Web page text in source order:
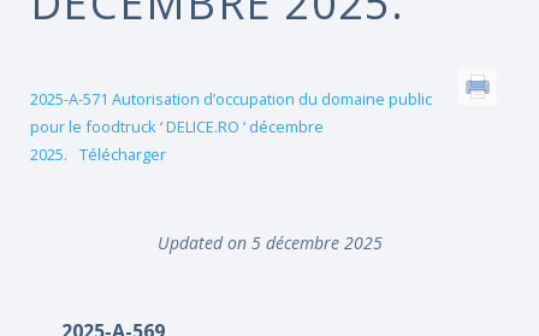
2025-A-571 Autorisation d’occupation du domaine public
pour le foodtruck ‘ DELICE.RO ‘ décembre
2025.
Télécharger
Updated on 5 décembre 2025